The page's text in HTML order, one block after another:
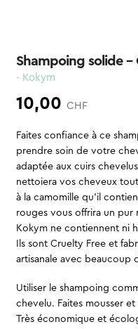
Shampoing solide –
- Kokym
10,00 CHF
Faites confiance à ce
prendre soin de votre
adaptée aux cuirs
nettoiera vos cheveux
à la camomille qu’il
rouges vous offrira un
Kokym ne contiennent ni
Ils sont Cruelty Free et
artisanale avec beaucoup
Utiliser le shampoing
chevelu. Faites mousser et
Très économique et